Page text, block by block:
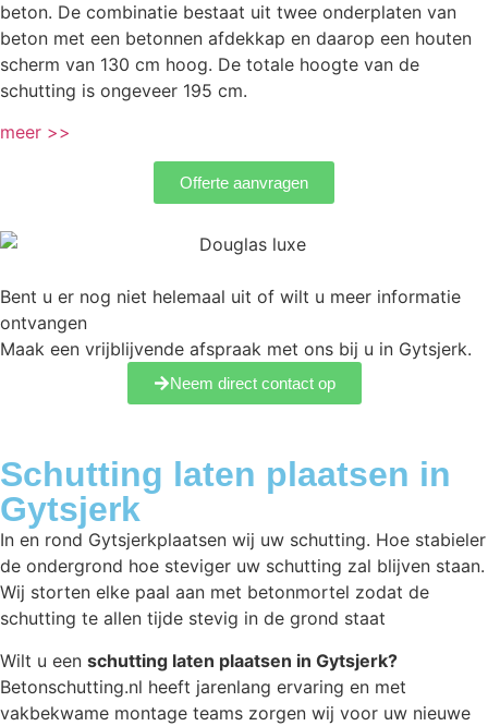
beton. De combinatie bestaat uit twee onderplaten van
beton met een betonnen afdekkap en daarop een houten
scherm van 130 cm hoog. De totale hoogte van de
schutting is ongeveer 195 cm.
meer >>
Offerte aanvragen
Bent u er nog niet helemaal uit of wilt u meer informatie
ontvangen
Maak een vrijblijvende afspraak met ons bij u in Gytsjerk.
Neem direct contact op
Schutting laten plaatsen in
Gytsjerk
In en rond Gytsjerkplaatsen wij uw schutting. Hoe stabieler
de ondergrond hoe steviger uw schutting zal blijven staan.
Wij storten elke paal aan met betonmortel zodat de
schutting te allen tijde stevig in de grond staat
Wilt u een schutting laten plaatsen in Gytsjerk?
Betonschutting.nl heeft jarenlang ervaring en met
vakbekwame montage teams zorgen wij voor uw nieuwe